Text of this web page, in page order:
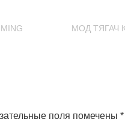
МОД ТЯГАЧ
поля помечены *